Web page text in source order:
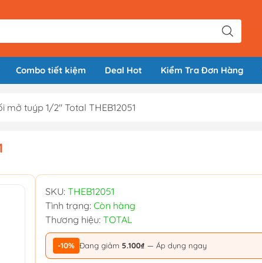
Combo tiết kiệm Deal Hot Kiểm Tra Đơn Hàng
mở tuýp 1/2'' Total THEB12051
SKU: THEB12051
Tình trạng: Còn hàng
Thương hiệu: TOTAL
-10% Đang giảm 5.100₫ — Áp dụng ngay